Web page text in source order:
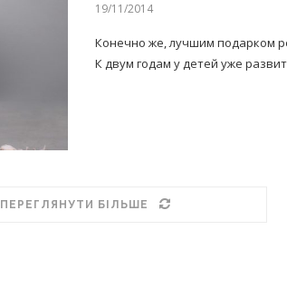
19/11/2014
Конечно же, лучшим подарком
К двум годам у детей уже
ПЕРЕГЛЯНУТИ БІЛЬШЕ